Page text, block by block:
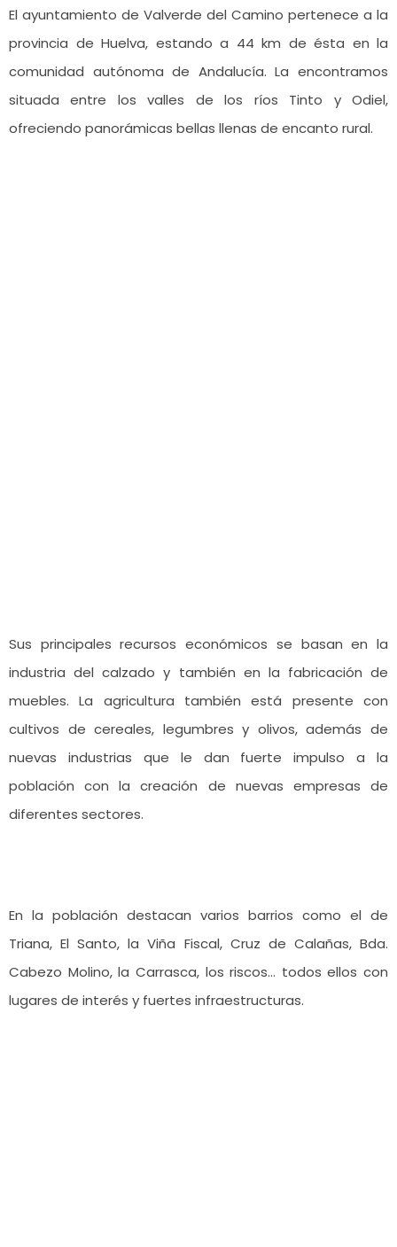
El ayuntamiento de Valverde del Camino pertenece a la
provincia de Huelva, estando a 44 km de ésta en la
comunidad autónoma de Andalucía. La encontramos
situada entre los valles de los ríos Tinto y Odiel,
ofreciendo panorámicas bellas llenas de encanto rural.
Sus principales recursos económicos se basan en la
industria del calzado y también en la fabricación de
muebles. La agricultura también está presente con
cultivos de cereales, legumbres y olivos, además de
nuevas industrias que le dan fuerte impulso a la
población con la creación de nuevas empresas de
diferentes sectores.
En la población destacan varios barrios como el de
Triana, El Santo, la Viña Fiscal, Cruz de Calañas, Bda.
Cabezo Molino, la Carrasca, los riscos… todos ellos con
lugares de interés y fuertes infraestructuras.